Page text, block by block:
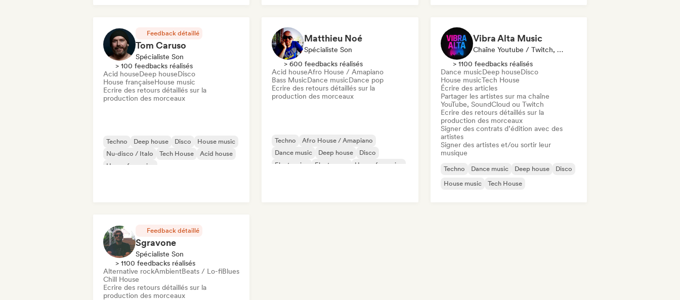
Feedback détaillé
Tom Caruso
Spécialiste Son
> 100 feedbacks réalisés
Acid houseDeep houseDisco
House françaiseHouse music
Ecrire des retours détaillés sur la
production des morceaux
Techno Deep house Disco
House music
Nu-disco / Italo
Tech House
Acid house
House française
Matthieu Noé
Spécialiste Son
> 600 feedbacks réalisés
Acid houseAfro House / Amapiano
Bass MusicDance musicDance pop
Ecrire des retours détaillés sur la
production des morceaux
Techno
Afro House / Amapiano
Dance music
Deep house
Disco
Electronica
Electropop House française
Vibra Alta Music
Chaîne Youtube / Twitch, Label, Média / Journaliste, Éditeur, Spécialiste Son
> 1100 feedbacks réalisés
Dance musicDeep houseDisco
House musicTech House
Écrire des articles
Partager les artistes sur ma chaîne
YouTube, SoundCloud ou Twitch
Ecrire des retours détaillés sur la
production des morceaux
Signer des contrats d’édition avec des
artistes
Signer des artistes et/ou sortir leur
musique
Techno Dance music Deep house
Disco
House music
Tech House
Feedback détaillé
Sgravone
Spécialiste Son
> 1100 feedbacks réalisés
Alternative rockAmbientBeats / Lo-fiBlues
Chill House
Ecrire des retours détaillés sur la
production des morceaux